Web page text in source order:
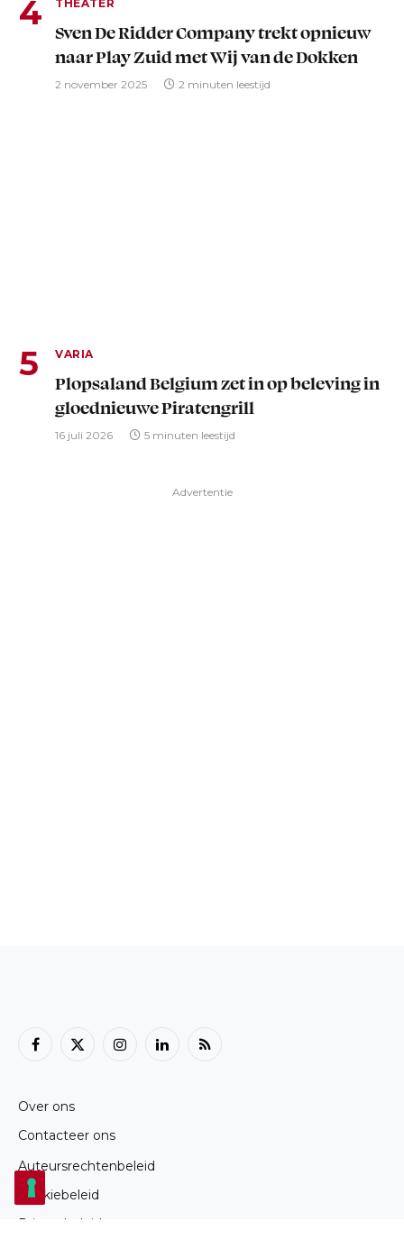
THEATER
Sven De Ridder Company trekt opnieuw
naar Play Zuid met Wij van de Dokken
2 november 2025 2 minuten leestijd
VARIA
Plopsaland Belgium zet in op beleving in
gloednieuwe Piratengrill
16 juli 2026 5 minuten leestijd
Advertentie
Facebook
X
InstagramLinkedInRSS
Over ons
Contacteer ons
Auteursrechtenbeleid
Cookiebeleid
Privacybeleid